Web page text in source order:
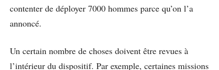
contenter de déployer 7000 hommes parce qu’on l’a
annoncé.
Un certain nombre de choses doivent être revues à
l’intérieur du dispositif. Par exemple, certaines missions